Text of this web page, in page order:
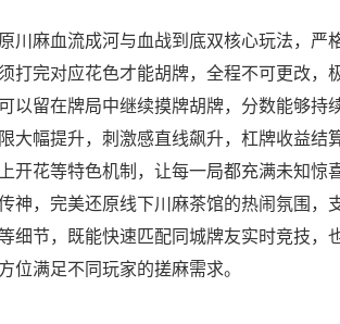
川麻血流成河与血战到底双核心玩法，严
打完对应花色才能胡牌，全程不可更改，
以留在牌局中继续摸牌胡牌，分数能够持
大幅提升，刺激感直线飙升，杠牌收益结
开花等特色机制，让每一局都充满未知惊
神，完美还原线下川麻茶馆的热闹氛围，
细节，既能快速匹配同城牌友实时竞技，
位满足不同玩家的搓麻需求。